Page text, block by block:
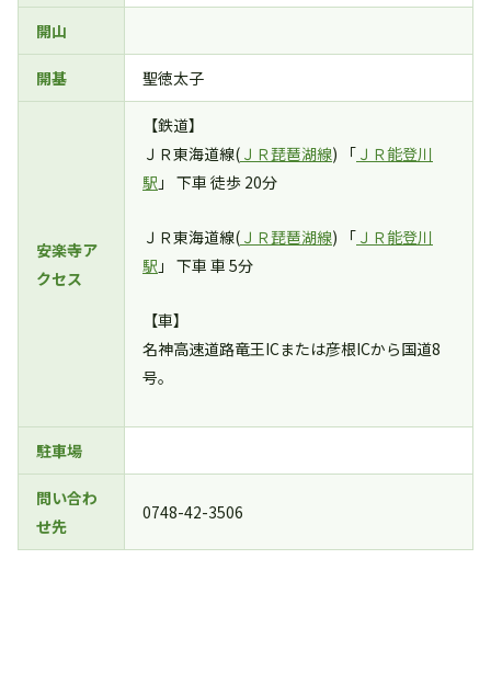
開山
開基 聖徳太子
安楽寺ア
クセス
【鉄道】
ＪＲ東海道線( ＪＲ琵琶湖線) 「 ＪＲ能登川
駅 」 下車 徒歩 20分
ＪＲ東海道線( ＪＲ琵琶湖線) 「 ＪＲ能登川
駅 」 下車 車 5分
【車】
名神高速道路竜王ICまたは彦根ICから国道8
号。
駐車場
問い合わ
せ先
0748-42-3506